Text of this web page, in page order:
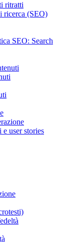
ritratti
ricerca (SEO)
SEO: Search
user stories